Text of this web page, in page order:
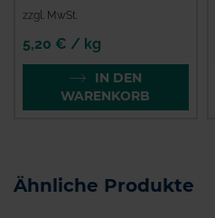
zzgl. MwSt.
5,20 € / kg
IN DEN
WARENKORB
Ähnliche Produkte